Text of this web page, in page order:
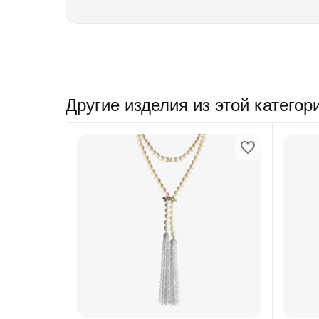
Другие изделия из этой